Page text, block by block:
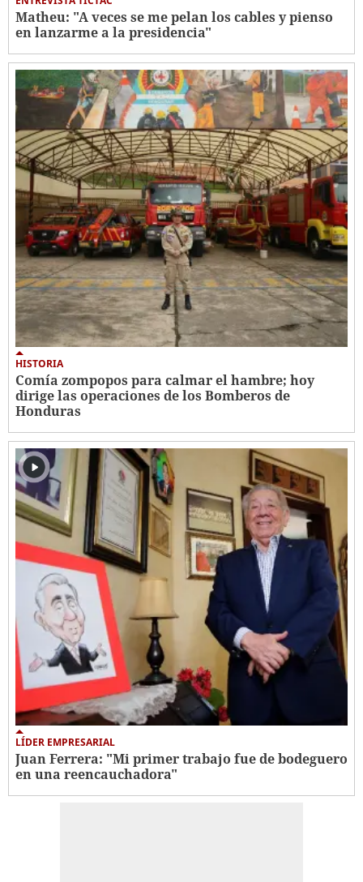
Matheu: "A veces se me pelan los cables y pienso
en lanzarme a la presidencia"
HISTORIA
Comía zompopos para calmar el hambre; hoy
dirige las operaciones de los Bomberos de
Honduras
LÍDER EMPRESARIAL
Juan Ferrera: "Mi primer trabajo fue de bodeguero
en una reencauchadora"